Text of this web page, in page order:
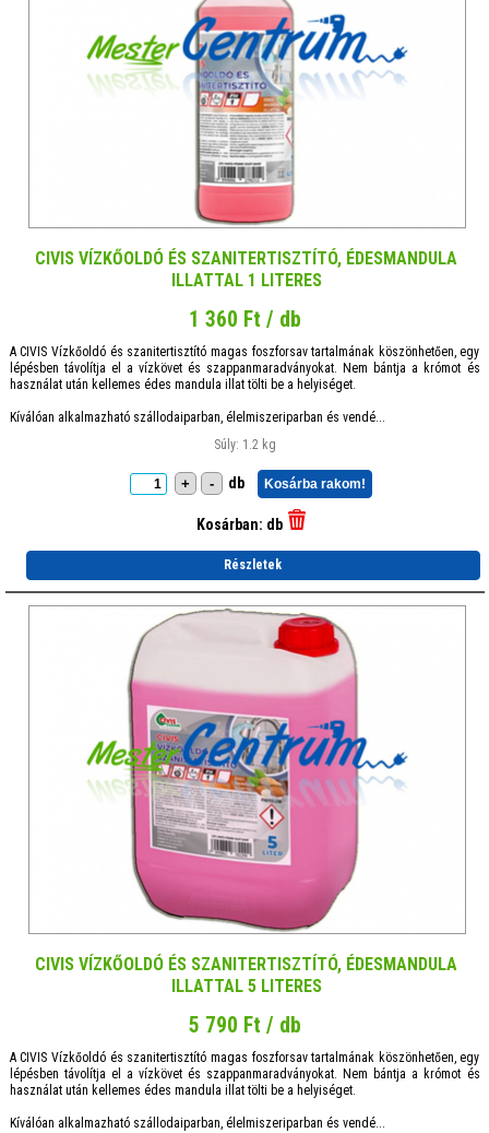
CIVIS VÍZKŐOLDÓ ÉS SZANITERTISZTÍTÓ, ÉDESMANDULA
ILLATTAL 1 LITERES
1 360 Ft / db
A CIVIS Vízkőoldó és szanitertisztító magas foszforsav tartalmának köszönhetően, egy
lépésben távolítja el a vízkövet és szappanmaradványokat. Nem bántja a krómot és
használat után kellemes édes mandula illat tölti be a helyiséget.
Kíválóan alkalmazható szállodaiparban, élelmiszeriparban és vendé...
Súly: 1.2 kg
+ - db Kosárba rakom!
Kosárban: db
Részletek
CIVIS VÍZKŐOLDÓ ÉS SZANITERTISZTÍTÓ, ÉDESMANDULA
ILLATTAL 5 LITERES
5 790 Ft / db
A CIVIS Vízkőoldó és szanitertisztító magas foszforsav tartalmának köszönhetően, egy
lépésben távolítja el a vízkövet és szappanmaradványokat. Nem bántja a krómot és
használat után kellemes édes mandula illat tölti be a helyiséget.
Kíválóan alkalmazható szállodaiparban, élelmiszeriparban és vendé...